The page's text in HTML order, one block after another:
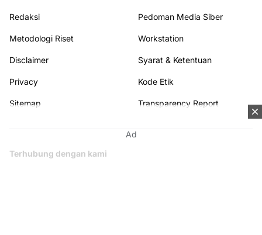
Ad
Redaksi Pedoman Media Siber
Metodologi Riset Workstation
Disclaimer Syarat & Ketentuan
Privacy Kode Etik
Sitemap Transparency Report
Terhubung dengan kami